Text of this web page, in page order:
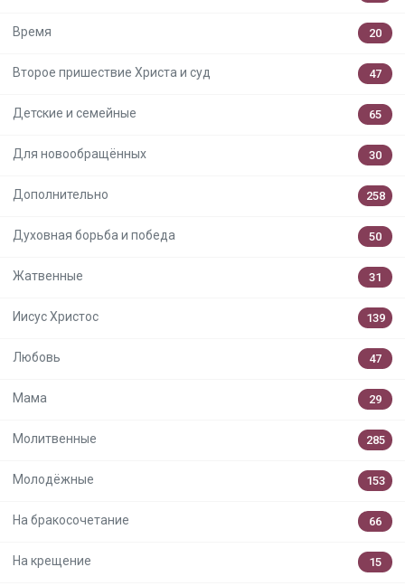
Время 20
Второе пришествие Христа и суд 47
Детские и семейные 65
Для новообращённых 30
Дополнительно 258
Духовная борьба и победа 50
Жатвенные 31
Иисус Христос 139
Любовь 47
Мама 29
Молитвенные 285
Молодёжные 153
На бракосочетание 66
На крещение 15